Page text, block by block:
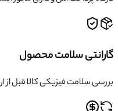
گارانتی سلامت محصول
بررسی سلامت فیزیکی کالا قبل از